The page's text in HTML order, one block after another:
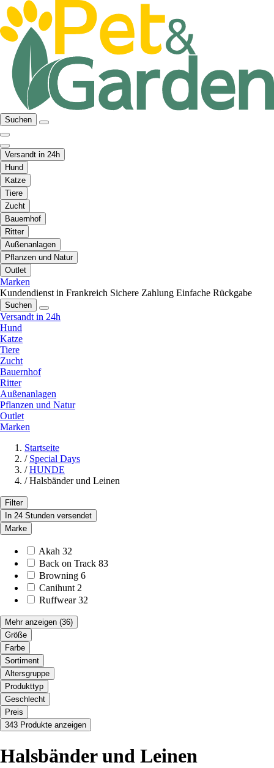
Suchen
Versandt in 24h
Hund
Katze
Tiere
Zucht
Bauernhof
Ritter
Außenanlagen
Pflanzen und Natur
Outlet
Marken
Kundendienst in Frankreich Sichere Zahlung Einfache Rückgabe
Suchen
Versandt in 24h
Hund
Katze
Tiere
Zucht
Bauernhof
Ritter
Außenanlagen
Pflanzen und Natur
Outlet
Marken
Startseite
/ Special Days
/ HUNDE
/ Halsbänder und Leinen
Filter
In 24 Stunden versendet
Marke
Akah 32
Back on Track 83
Browning 6
Canihunt 2
Ruffwear 32
Mehr anzeigen (36)
Größe
Farbe
Sortiment
Altersgruppe
Produkttyp
Geschlecht
Preis
343 Produkte anzeigen
Halsbänder und Leinen